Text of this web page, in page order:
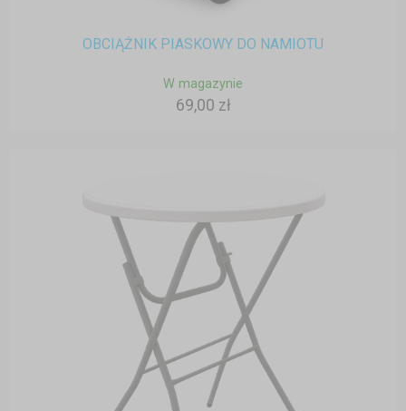
OBCIĄŻNIK PIASKOWY DO NAMIOTU
W magazynie
69,00 zł